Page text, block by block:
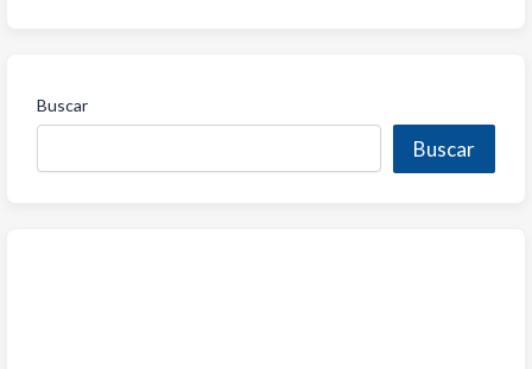
Buscar
Buscar